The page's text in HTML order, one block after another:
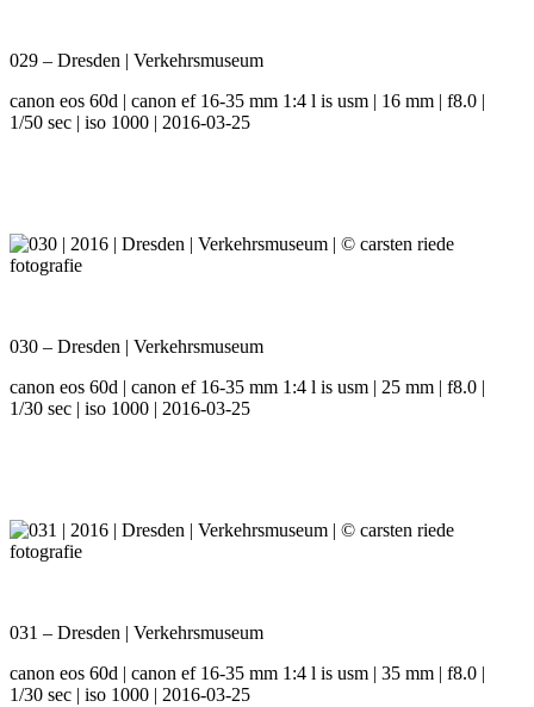
029 – Dresden | Verkehrsmuseum
canon eos 60d | canon ef 16-35 mm 1:4 l is usm | 16 mm | f8.0 |
1/50 sec | iso 1000 | 2016-03-25
030 – Dresden | Verkehrsmuseum
canon eos 60d | canon ef 16-35 mm 1:4 l is usm | 25 mm | f8.0 |
1/30 sec | iso 1000 | 2016-03-25
031 – Dresden | Verkehrsmuseum
canon eos 60d | canon ef 16-35 mm 1:4 l is usm | 35 mm | f8.0 |
1/30 sec | iso 1000 | 2016-03-25